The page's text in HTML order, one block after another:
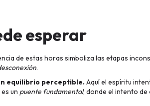
esperar
de estas horas simboliza las etapas
.
equilibrio perceptible.Aquí el espíritu
un puente fundamental, donde el intento